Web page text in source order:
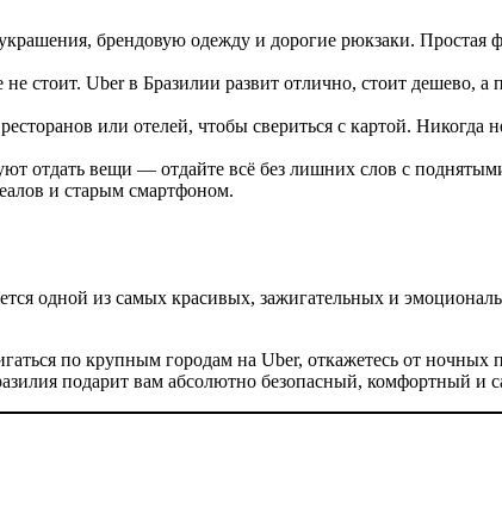
брендовую одежду и дорогие рюкзаки.
стоит. Uber в Бразилии развит отлично, стоит дешево,
или отелей, чтобы свериться с картой.
отдать вещи — отдайте всё без лишних слов с
и старым смартфоном.
одной из самых красивых, зажигательных и
по крупным городам на Uber, откажетесь от
подарит вам абсолютно безопасный, комфортный